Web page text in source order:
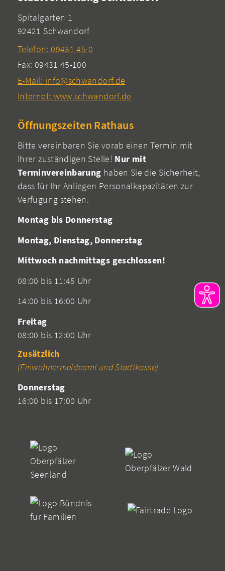
Spitalgarten 1
92421 Schwandorf
Telefon: 09431 45-0
Fax: 09431 45-100
E-Mail: info@schwandorf.de
Internet: www.schwandorf.de
Öffnungszeiten Rathaus
Bitte vereinbaren Sie vorab einen Termin mit
Ihrer zuständigen Stelle! Nur mit
Terminvereinbarung haben Sie die Sicherheit,
dass für Ihr Anliegen Personalkapazitäten zur
Verfügung stehen.
Montag bis Donnerstag
Montag, Dienstag, Donnerstag
Mittwoch nachmittags geschlossen!
08:00 bis 11:45 Uhr
14:00 bis 16:00 Uhr
Freitag
08:00 bis 12:00 Uhr
Zusätzlich
(Einwohnermeldeamt und Stadtkasse)
Donnerstag
16:00 bis 17:00 Uhr